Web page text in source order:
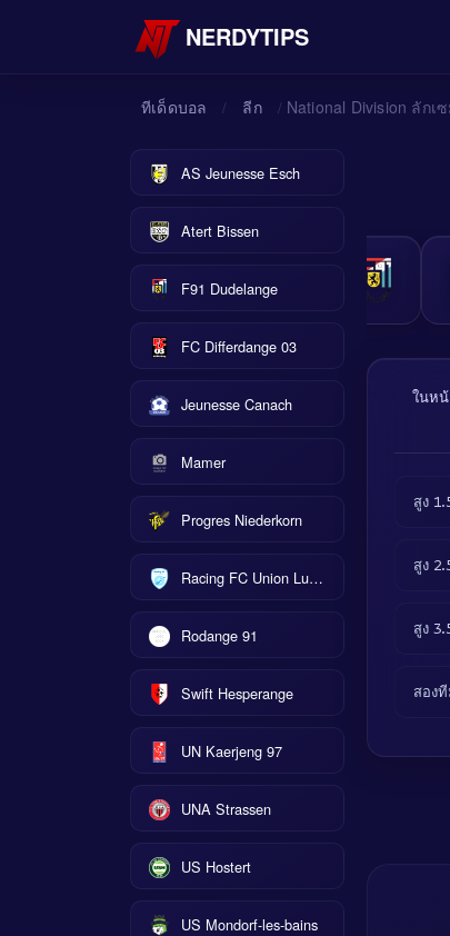
NERDYTIPS
ทีเด็ดบอล / ลีก / National Division ลักเ
AS Jeunesse Esch
Atert Bissen
F91 Dudelange
FC Differdange 03
Jeunesse Canach
Mamer
Progres Niederkorn
Racing FC Union Luxembourg
Rodange 91
Swift Hesperange
UN Kaerjeng 97
UNA Strassen
US Hostert
US Mondorf-les-bains
ในหน้
สูง
สูง
สูง
สอง